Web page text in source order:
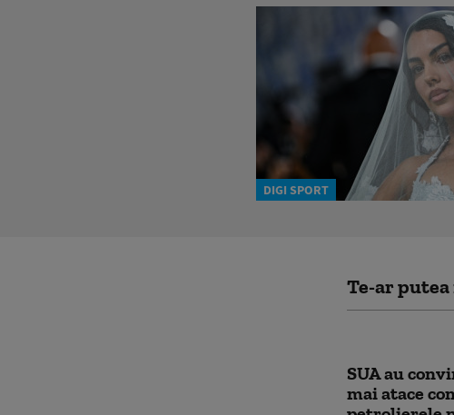
DIGI SPORT
Te-ar
SUA au
mai atace